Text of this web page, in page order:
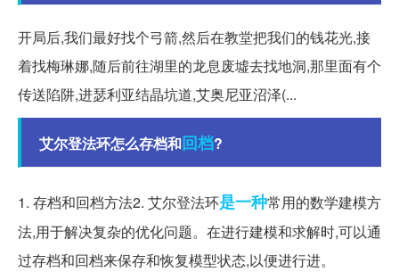
开局后,我们最好找个弓箭,然后在教堂把我们的钱花光,接
着找梅琳娜,随后前往湖里的龙息废墟去找地洞,那里面有个
传送陷阱,进瑟利亚结晶坑道,艾奥尼亚沼泽(...
艾尔登法环怎么存档和回档?
1. 存档和回档方法2. 艾尔登法环是一种常用的数学建模方
法,用于解决复杂的优化问题。在进行建模和求解时,可以通
过存档和回档来保存和恢复模型状态,以便进行进。